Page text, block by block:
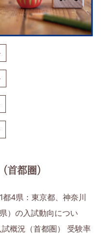
首都圏）
4県：東京都、神奈川
）の入試動向につい
概況（首都圏） 受験率